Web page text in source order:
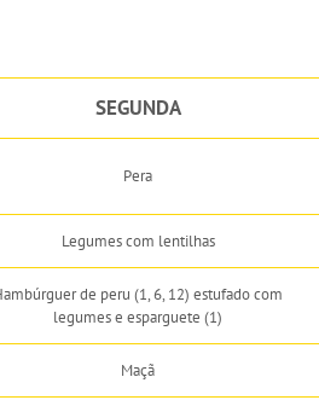
SEGUNDA
Pera
Legumes com lentilhas
de peru (1, 6, 12) estufado com
legumes e esparguete (1)
Maçã